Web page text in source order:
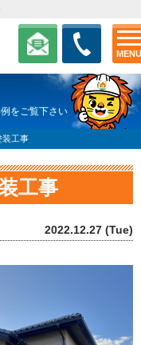
MENU
をご覧下さい
装工事
工事
2022.12.27 (Tue)